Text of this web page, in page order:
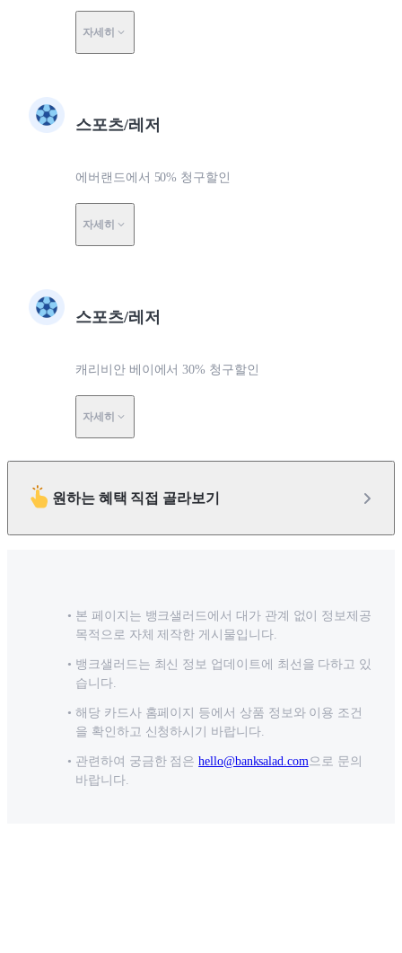
자세히
스포츠/레저
에버랜드에서 50% 청구할인
자세히
스포츠/레저
캐리비안 베이에서 30% 청구할인
자세히
원하는 혜택 직접 골라보기
본 페이지는 뱅크샐러드에서 대가 관계 없이 정보제공
목적으로 자체 제작한 게시물입니다.
뱅크샐러드는 최신 정보 업데이트에 최선을 다하고 있
습니다.
해당 카드사 홈페이지 등에서 상품 정보와 이용 조건
을 확인하고 신청하시기 바랍니다.
관련하여 궁금한 점은 hello@banksalad.com으로 문의
바랍니다.